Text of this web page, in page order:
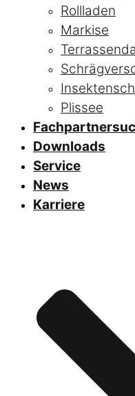
Rollladen
Markise
Plissee
Downloads
Service
News
Karriere